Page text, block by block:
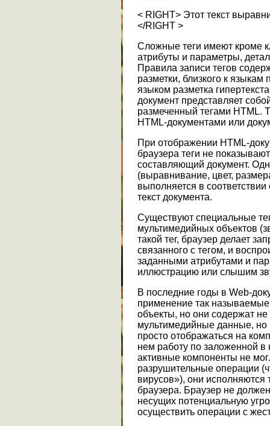
< RIGHT> Этот текст
</RIGHT >
Сложные теги имеют кроме
атрибуты и параметры,
Правила записи тегов
разметки, близкого к
языком разметка
документ представляет
размеченный тегами HTML.
HTML-документами или
При отображении HTML-
браузера теги не
составляющий документ.
(выравнивание, цвет,
выполняется в
текст документа.
Существуют специальные
мультимедийных объектов
такой тег, браузер делает
связанного с тегом, и
заданными атрибутами и
иллюстрацию или слышим
В последние годы в Web-
применение так
объекты, но они содержат не
мультимедийные данные, но
просто отображаться на
нем работу по заложенной в
активные компоненты не
разрушительные операции
вирусов»), они исполняются
браузера. Браузер не
несущих потенциальную
осуществить операции с